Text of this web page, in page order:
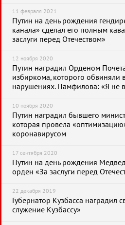
11 февраля 2021
Путин на день рождения
канала» сделал его полным
заслуги перед Отечеством»
12 ноября 2020
Путин наградил Орденом Почета
избиркома, которого обвиняли
нарушениях. Памфилова: «Я не
10 ноября 2020
Путин наградил бывшего
которая провела
коронавирусом
17 сентября 2020
Путин на день рождения
орден «За заслуги перед
22 декабря 2019
Губернатор Кузбасса наградил
служение Кузбассу»